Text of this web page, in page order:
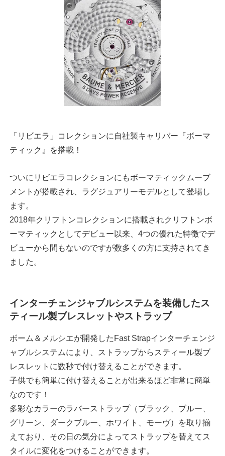
「リビエラ」コレクションに自社製キャリバー『ボーマ
ティック』を搭載！
ついにリビエラコレクションにもボーマティックムーブ
メントが搭載され、ラグジュアリーモデルとして登場し
ます。
2018年クリフトンコレクションに搭載されクリフトンボ
ーマティックとしてデビュー以来、4つの優れた特徴でデ
ビューから間もないのですが数多くの方に支持されてき
ました。
インターチェンジャブルシステムを装備したス
ティール製ブレスレットやストラップ
ボーム＆メルシエが開発したFast Strapインターチェンジ
ャブルシステムにより、ストラップからスティール製ブ
レスレットに数秒で付け替えることができます。
子供でも簡単に付け替えることが出来るほど非常に簡単
なのです！
多彩なカラーのラバーストラップ（ブラック、ブルー、
グリーン、ダークブルー、ホワイト、モーヴ）を取り揃
えており、その日の気分によってストラップを替えてス
タイルに変化をつけることができます。